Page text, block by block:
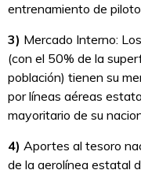
entrenamiento de
3) Mercado Interno:
(con el 50% de la
población) tienen su
por líneas aéreas
mayoritario de su
4) Aportes al tesoro
de la aerolínea estatal